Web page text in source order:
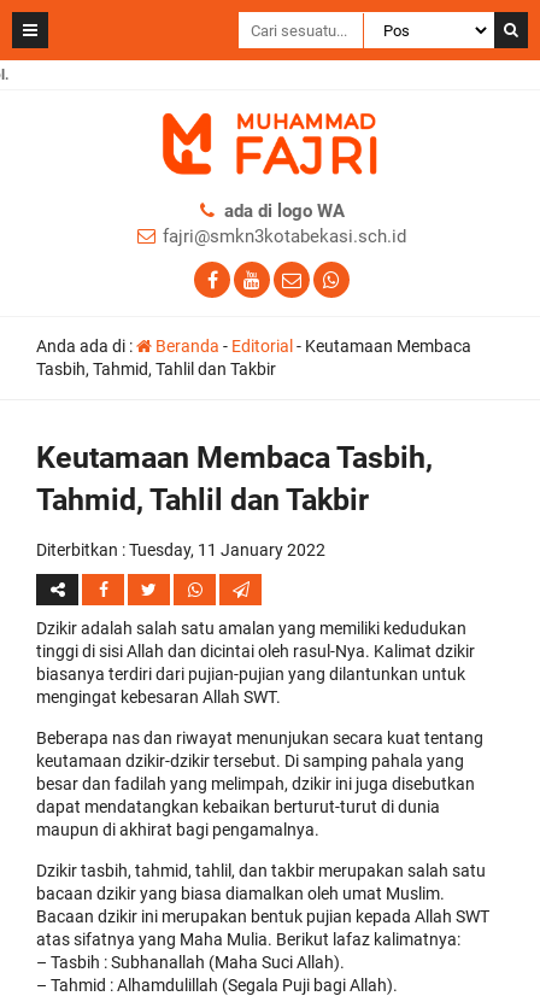
ada di logo WA
fajri@smkn3kotabekasi.sch.id
Anda ada di : Beranda - Editorial - Keutamaan Membaca
Tasbih, Tahmid, Tahlil dan Takbir
Keutamaan Membaca Tasbih,
Tahmid, Tahlil dan Takbir
Diterbitkan :Tuesday, 11 January 2022
Dzikir adalah salah satu amalan yang memiliki kedudukan
tinggi di sisi Allah dan dicintai oleh rasul-Nya. Kalimat dzikir
biasanya terdiri dari pujian-pujian yang dilantunkan untuk
mengingat kebesaran Allah SWT.
Beberapa nas dan riwayat menunjukan secara kuat tentang
keutamaan dzikir-dzikir tersebut. Di samping pahala yang
besar dan fadilah yang melimpah, dzikir ini juga disebutkan
dapat mendatangkan kebaikan berturut-turut di dunia
maupun di akhirat bagi pengamalnya.
Dzikir tasbih, tahmid, tahlil, dan takbir merupakan salah satu
bacaan dzikir yang biasa diamalkan oleh umat Muslim.
Bacaan dzikir ini merupakan bentuk pujian kepada Allah SWT
atas sifatnya yang Maha Mulia. Berikut lafaz kalimatnya:
– Tasbih : Subhanallah (Maha Suci Allah).
– Tahmid : Alhamdulillah (Segala Puji bagi Allah).